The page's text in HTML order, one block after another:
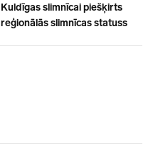
Kuldīgas slimnīcai piešķirts
reģionālās slimnīcas statuss